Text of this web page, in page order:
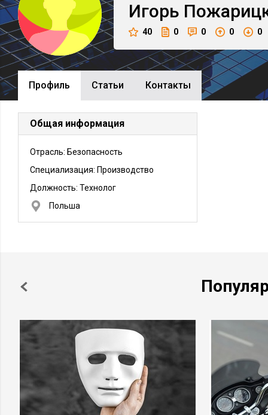
Игорь
40 0 0 0 0
Профиль Cтатьи Контакты
Общая информация
Отрасль: Безопасность
Специализация: Производство
Должность: Технолог
Польша